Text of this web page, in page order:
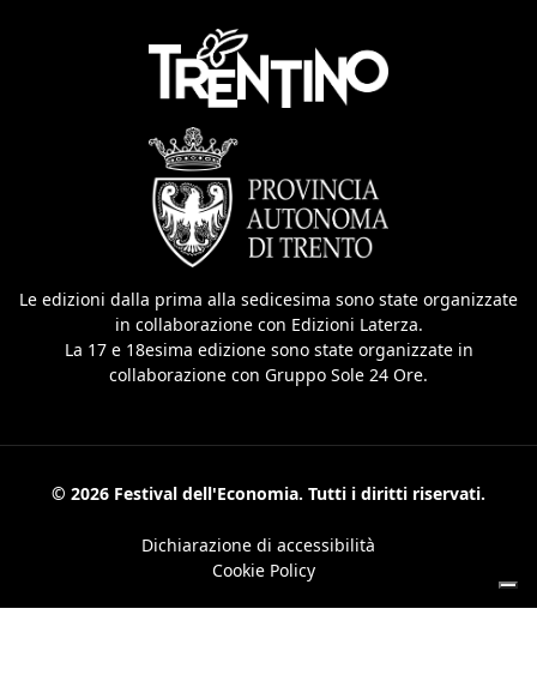
Le edizioni dalla prima alla sedicesima sono state organizzate
in collaborazione con Edizioni Laterza.
La 17 e 18esima edizione sono state organizzate in
collaborazione con Gruppo Sole 24 Ore.
© 2026 Festival dell'Economia. Tutti i diritti riservati.
Dichiarazione di accessibilità
Cookie Policy